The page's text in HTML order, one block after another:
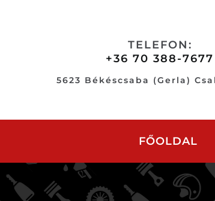
TELEFON:
+36 70 388-7677
5623 Békéscsaba (Gerla)
FŐOLDAL